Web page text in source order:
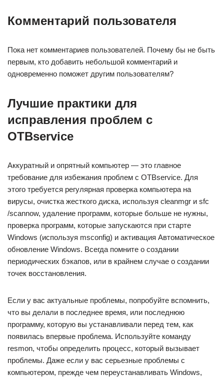
Комментарий пользователя
Пока нет комментариев пользователей. Почему бы не быть
первым, кто добавить небольшой комментарий и
одновременно поможет другим пользователям?
Лучшие практики для
исправления проблем с
OTBservice
Аккуратный и опрятный компьютер — это главное
требование для избежания проблем с OTBservice. Для
этого требуется регулярная проверка компьютера на
вирусы, очистка жесткого диска, используя cleanmgr и sfc
/scannow, удаление программ, которые больше не нужны,
проверка программ, которые запускаются при старте
Windows (используя msconfig) и активация Автоматическое
обновление Windows. Всегда помните о создании
периодических бэкапов, или в крайнем случае о создании
точек восстановления.
Если у вас актуальные проблемы, попробуйте вспомнить,
что вы делали в последнее время, или последнюю
программу, которую вы устанавливали перед тем, как
появилась впервые проблема. Используйте команду
resmon, чтобы определить процесс, который вызывает
проблемы. Даже если у вас серьезные проблемы с
компьютером, прежде чем переустанавливать Windows,